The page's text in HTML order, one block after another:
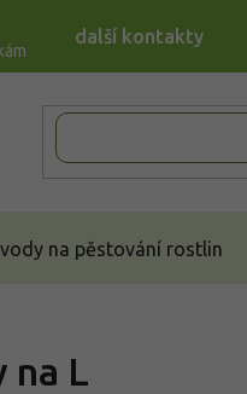
další kontakty
na pěstování rostlin
na L